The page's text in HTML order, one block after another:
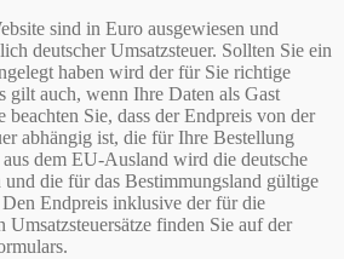
sind in Euro ausgewiesen und
deutscher Umsatzsteuer. Sollten Sie ein
haben wird der für Sie richtige
gilt auch, wenn Ihre Daten als Gast
beachten Sie, dass der Endpreis von der
abhängig ist, die für Ihre Bestellung
dem EU-Ausland wird die deutsche
und die für das Bestimmungsland gültige
Den Endpreis inklusive der für die
finden Sie auf der